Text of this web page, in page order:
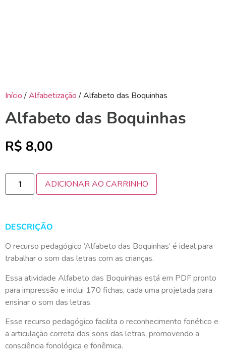
Início /Alfabetização / Alfabeto das Boquinhas
Alfabeto das Boquinhas
R$ 8,00
ADICIONAR AO CARRINHO
DESCRIÇÃO
O recurso pedagógico ‘Alfabeto das Boquinhas’ é ideal para
trabalhar o som das letras com as crianças.
Essa atividade Alfabeto das Boquinhas está em PDF pronto
para impressão e inclui 170 fichas, cada uma projetada para
ensinar o som das letras.
Esse recurso pedagógico facilita o reconhecimento fonético e
a articulação correta dos sons das letras, promovendo a
consciência fonológica e fonêmica.